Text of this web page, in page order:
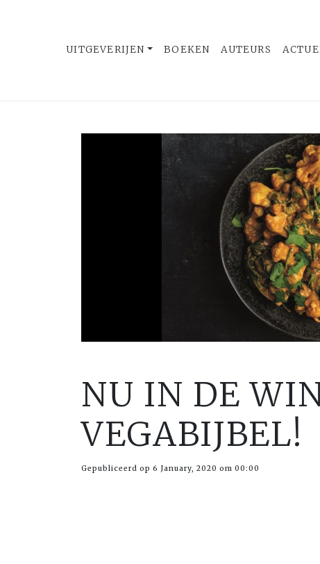
UITGEVERIJEN BOEKEN AUTEURS
NU IN DE
VEGABIJBEL!
Gepubliceerd op 6 January, 2020 om 00:00